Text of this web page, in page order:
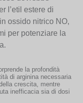
l’etil estere di
ossido nitrico NO,
per potenziare la
la profondità
di arginina necessaria
crescita, mentre
inefficacia sia di dosi